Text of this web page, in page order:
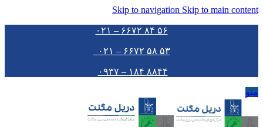
Skip to navigation Skip to main content
۵۶ ۸۴ ۶۶۷۲ – ۰۲۱
۵۳ ۵۸ ۶۶۷۲ – ۰۲۱
۸۸۴۴ ۱۸۴ – ۰۹۳۷
منو